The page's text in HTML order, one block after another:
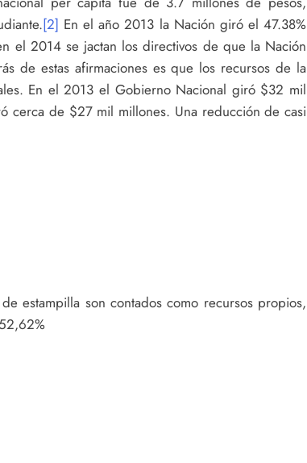
[2] En el año 2013 la Nación giró el 47.38%
el 2014 se jactan los directivos de que la Nación
de estas afirmaciones es que los recursos de la
En el 2013 el Gobierno Nacional giró $32 mil
cerca de $27 mil millones. Una reducción de casi
estampilla son contados como recursos propios,